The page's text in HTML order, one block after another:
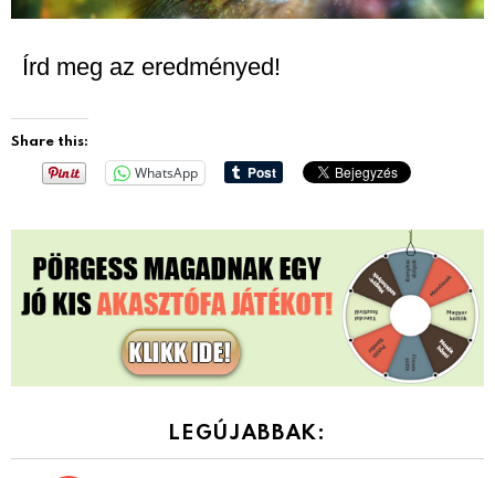
Írd meg az eredményed!
Share this:
WhatsApp
LEGÚJABBAK: